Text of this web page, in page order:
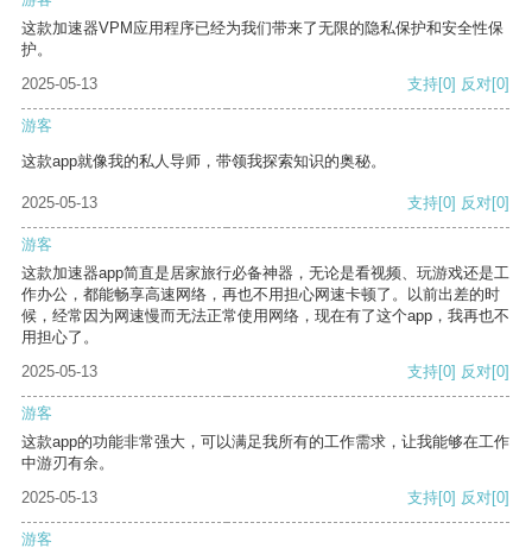
这款加速器VPM应用程序已经为我们带来了无限的隐私保护和安全性保
护。
2025-05-13
支持[0] 反对[0]
游客
这款app就像我的私人导师，带领我探索知识的奥秘。
2025-05-13 支持[0] 反对[0]
游客
这款加速器app简直是居家旅行必备神器，无论是看视频、玩游戏还是工
作办公，都能畅享高速网络，再也不用担心网速卡顿了。以前出差的时
候，经常因为网速慢而无法正常使用网络，现在有了这个app，我再也不
用担心了。
2025-05-13
支持[0] 反对[0]
游客
这款app的功能非常强大，可以满足我所有的工作需求，让我能够在工作
中游刃有余。
2025-05-13
支持[0] 反对[0]
游客